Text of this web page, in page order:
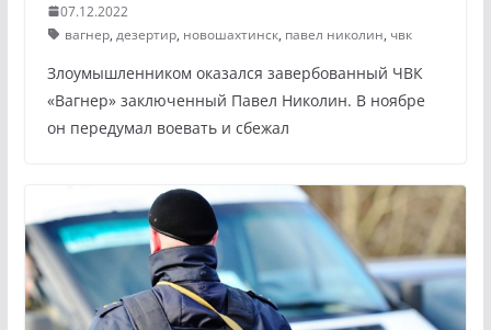
07.12.2022
вагнер, дезертир, новошахтинск, павел николин, чвк
Злоумышленником оказался завербованный ЧВК
«Вагнер» заключенный Павел Николин. В ноябре
он передумал воевать и сбежал